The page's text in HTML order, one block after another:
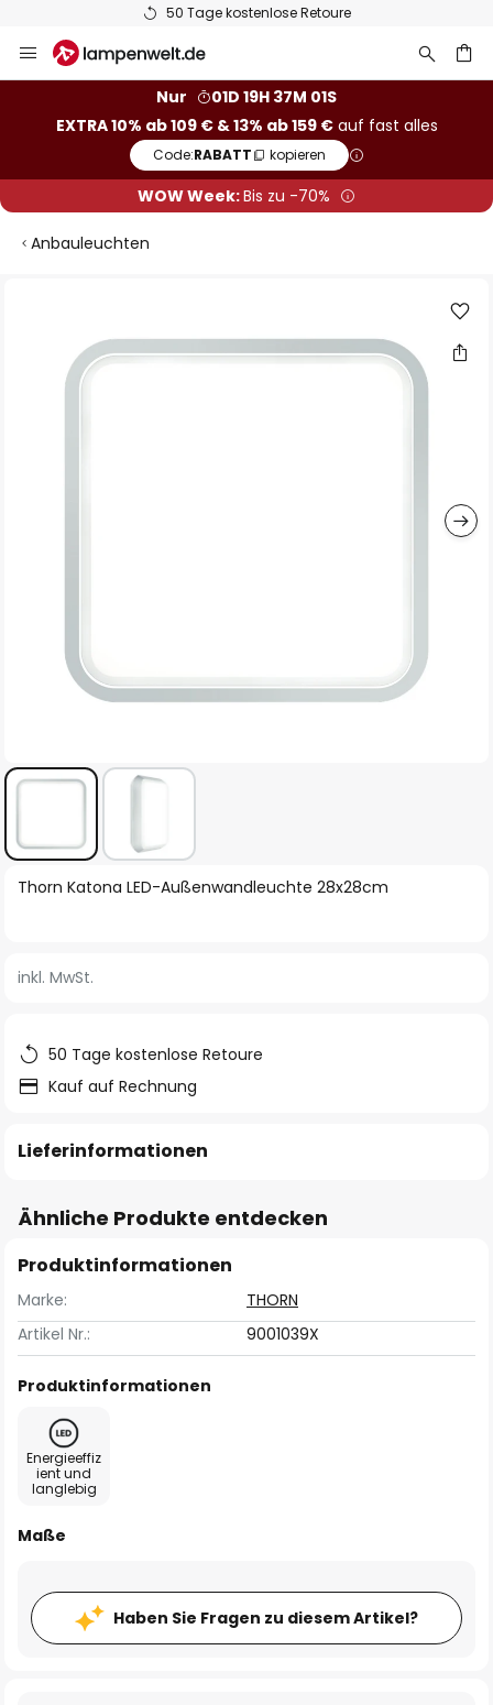
50 Tage kostenlose Retoure
Inhalt
Nur
01D 19H 37M 01S
EXTRA 10% ab 109 € & 13% ab 159 €auf fast alles
Code:RABATT kopieren
WOW Week:Bis zu -70%
Anbauleuchten
Bildgalerie
Zum
springen
Thorn Katona LED-Außenwandleuchte 28x28cm
inkl. MwSt.
50 Tage kostenlose Retoure
Kauf auf Rechnung
Lieferinformationen
Ähnliche Produkte entdecken
Produktinformationen
Marke:
THORN
Artikel Nr.:
9001039X
Produktinformationen
Energieeffiz
ient und
langlebig
Maße
Haben Sie Fragen zu diesem Artikel?